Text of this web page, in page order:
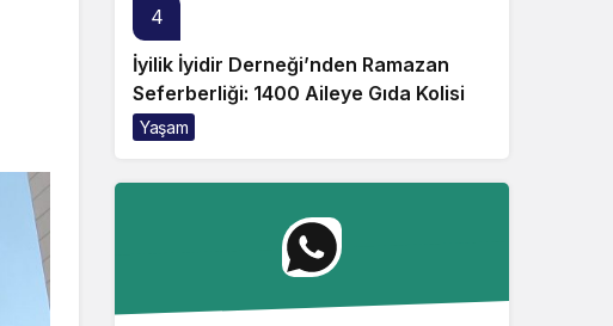
4
İyilik İyidir Derneği’nden Ramazan
Seferberliği: 1400 Aileye Gıda Kolisi
Yaşam